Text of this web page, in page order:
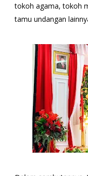
tokoh agama, tokoh
tamu undangan